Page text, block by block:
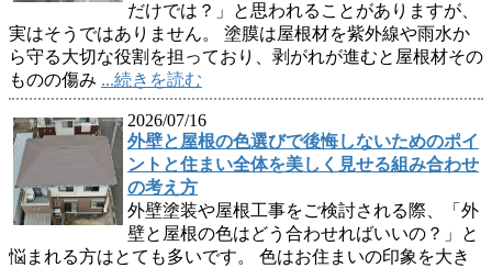
だけでは？」と思われることがありますが、
実はそうではありません。 塗膜は屋根材を紫外線や雨水か
ら守る大切な役割を担っており、剥がれが進むと屋根材その
ものの傷み ...続きを読む
2026/07/16
外壁と屋根の色選びで後悔しないためのポイ
ントと住まい全体を美しく見せる組み合わせ
の考え方
外壁塗装や屋根工事をご検討される際、「外
壁と屋根の色はどう合わせればいいの？」と
悩まれる方はとても多いです。 色はお住まいの印象を大き